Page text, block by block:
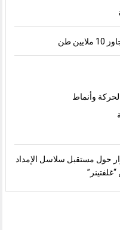
وأنماط
2026” يعزز الحوار حول مستقبل سلاسل الإمداد